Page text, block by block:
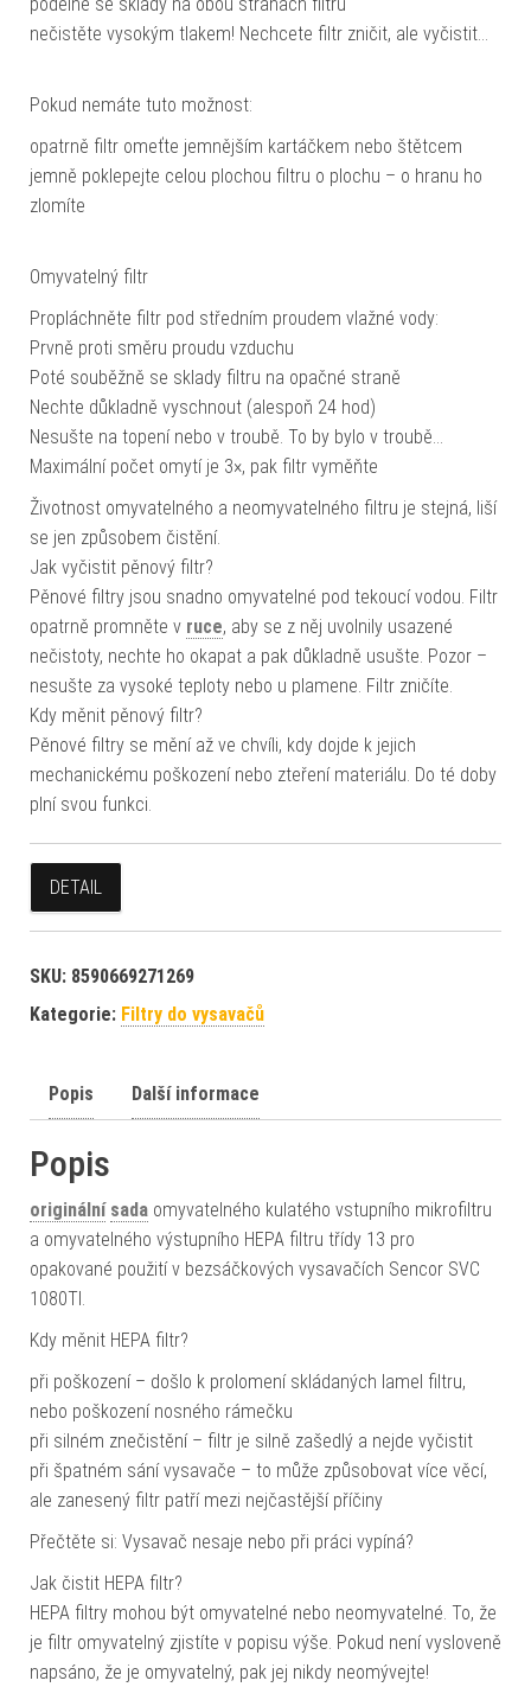
nečistěte vysokým tlakem! Nechcete filtr zničit, ale vyčistit…
Pokud nemáte tuto možnost:
opatrně filtr omeťte jemnějším kartáčkem nebo štětcem
jemně poklepejte celou plochou filtru o plochu – o hranu ho
zlomíte
Omyvatelný filtr
Propláchněte filtr pod středním proudem vlažné vody:
Prvně proti směru proudu vzduchu
Poté souběžně se sklady filtru na opačné straně
Nechte důkladně vyschnout (alespoň 24 hod)
Nesušte na topení nebo v troubě. To by bylo v troubě…
Maximální počet omytí je 3×, pak filtr vyměňte
Životnost omyvatelného a neomyvatelného filtru je stejná, liší
se jen způsobem čistění.
Jak vyčistit pěnový filtr?
Pěnové filtry jsou snadno omyvatelné pod tekoucí vodou. Filtr
opatrně promněte v ruce, aby se z něj uvolnily usazené
nečistoty, nechte ho okapat a pak důkladně usušte. Pozor –
nesušte za vysoké teploty nebo u plamene. Filtr zničíte.
Kdy měnit pěnový filtr?
Pěnové filtry se mění až ve chvíli, kdy dojde k jejich
mechanickému poškození nebo zteření materiálu. Do té doby
plní svou funkci.
DETAIL
SKU: 8590669271269
Kategorie: Filtry do vysavačů
Popis Další informace
Popis
originální sada omyvatelného kulatého vstupního mikrofiltru
a omyvatelného výstupního HEPA filtru třídy 13 pro
opakované použití v bezsáčkových vysavačích Sencor SVC
1080TI.
Kdy měnit HEPA filtr?
při poškození – došlo k prolomení skládaných lamel filtru,
nebo poškození nosného rámečku
při silném znečistění – filtr je silně zašedlý a nejde vyčistit
při špatném sání vysavače – to může způsobovat více věcí,
ale zanesený filtr patří mezi nejčastější příčiny
Přečtěte si: Vysavač nesaje nebo při práci vypíná?
Jak čistit HEPA filtr?
HEPA filtry mohou být omyvatelné nebo neomyvatelné. To, že
je filtr omyvatelný zjistíte v popisu výše. Pokud není vysloveně
napsáno, že je omyvatelný, pak jej nikdy neomývejte!